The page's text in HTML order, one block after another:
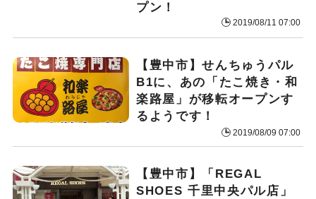
プン！
2019/08/11 07:00
【豊中市】せんちゅうパル
B1に、あの「たこ焼き・和
楽路屋」が移転オープンす
るようです！
2019/08/09 07:00
【豊中市】「REGAL
SHOES 千里中央パル店」